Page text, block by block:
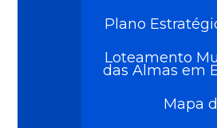
Plano
Loteamento
das Almas em
Mapa